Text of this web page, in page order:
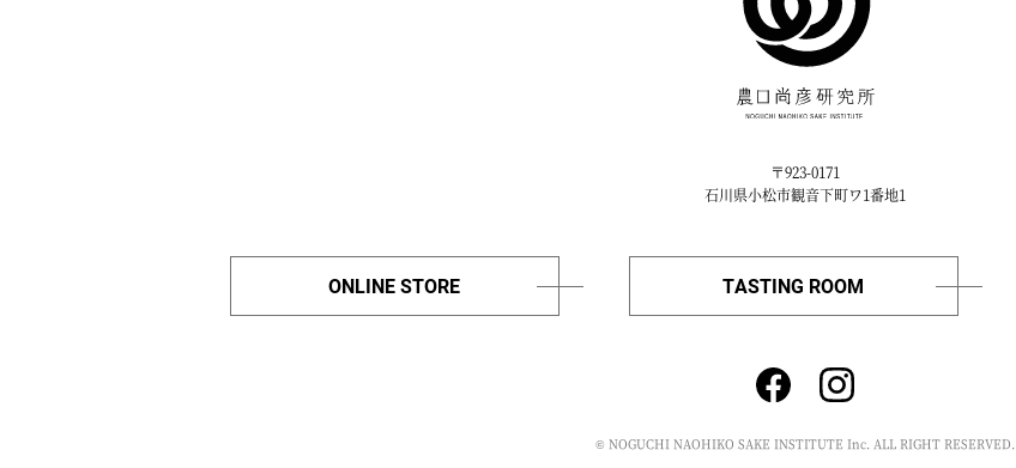
〒923-0171
石川県小松市観音下町ワ1番地1
ONLINE STORE TASTING ROOM
© NOGUCHI NAOHIKO SAKE INSTITUTE Inc. ALL RIGHT RESERVED.